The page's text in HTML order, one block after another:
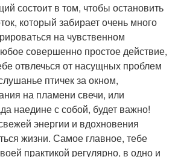
состоит в том, чтобы остановить
который забирает очень много
на чувственном
совершенно простое действие,
отвлечься от насущных проблем
птичек за окном,
на пламени свечи, или
наедине с собой, будет важно!
энергии и вдохновения
жизни. Самое главное, тебе
практикой регулярно, в одно и